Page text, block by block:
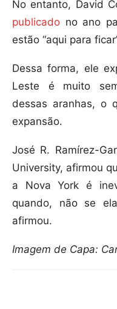
No entanto, David
publicado no ano
estão “aqui para
Dessa forma, ele
Leste é muito
dessas aranhas, o
expansão.
José R. Ramírez-
University, afirmou
a Nova York é
quando, não se
afirmou.
Imagem de Capa: